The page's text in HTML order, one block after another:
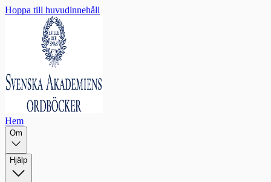
Hoppa till huvudinnehåll
Hem
Om
Hjälp